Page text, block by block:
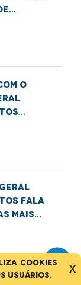
cookies
usuários.
X
Maranhão
o
a taxa
fala
mais